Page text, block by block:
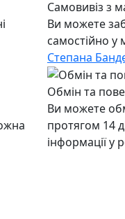
Самовивіз з
Ви можете
самостійно у
Степана
Обмін та
Ви можете
протягом 14
інформації у